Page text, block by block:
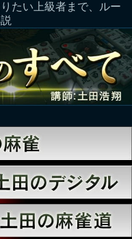
たい上級者まで、ルー